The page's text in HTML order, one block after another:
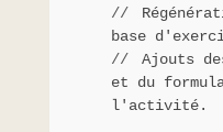
base
Ajouts
et du
l'activité.